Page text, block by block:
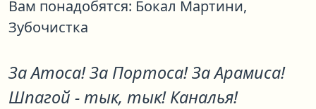
Вам понадобятся: Бокал Мартини,
Зубочистка
За Атоса! За Портоса! За Арамиса!
Шпагой - тык, тык! Каналья!